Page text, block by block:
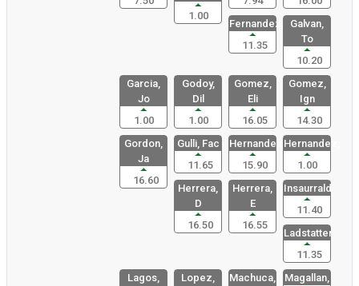
1.00
Fernandez,
11.35
Galvan,
To
10.20
Garcia,
Jo
1.00
Godoy,
Dil
1.00
Gomez,
Eli
16.05
Gomez,
Ign
14.30
Gordon,
Ja
16.60
Gulli, Fac
11.65
Hernandez,
15.90
Hernandez,
1.00
Herrera,
D
16.50
Herrera,
E
16.55
Insaurrald
11.40
Ladstatter
11.35
Lagos,
Lopez,
Machuca,
Magallan,